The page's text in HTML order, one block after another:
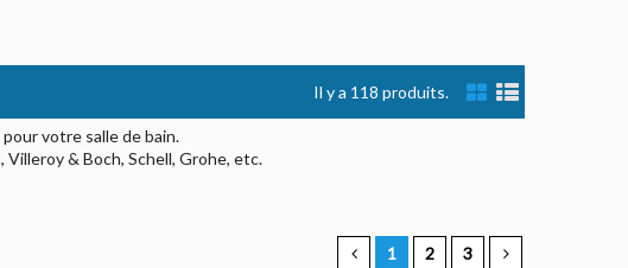
Il y a 118 produits.
votre salle de bain.
& Boch, Schell, Grohe, etc.
1 2 3